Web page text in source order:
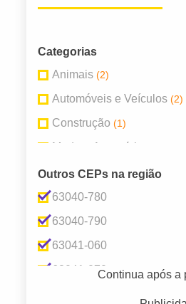
Categorias
Animais (2)
Automóveis e Veículos (2)
Construção (1)
Moda e Acessórios
Outros CEPs na região
63040-780
63040-790
63041-060
63041-070Continua após a